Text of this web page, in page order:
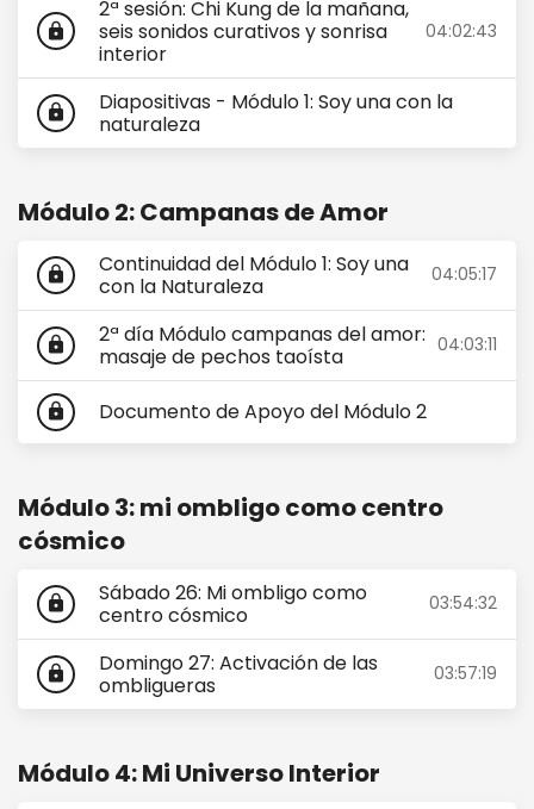
lock
2ª sesión: Chi Kung de la mañana,
seis sonidos curativos y sonrisa
interior
04:02:43
lock
Diapositivas - Módulo 1: Soy una con la
naturaleza
Módulo 2: Campanas de Amor
lock
Continuidad del Módulo 1: Soy una
con la Naturaleza
04:05:17
lock
2ª día Módulo campanas del amor:
masaje de pechos taoísta
04:03:11
lock Documento de Apoyo del Módulo 2
Módulo 3: mi ombligo como centro
cósmico
lock
Sábado 26: Mi ombligo como
centro cósmico
03:54:32
lock
Domingo 27: Activación de las
ombligueras
03:57:19
Módulo 4: Mi Universo Interior